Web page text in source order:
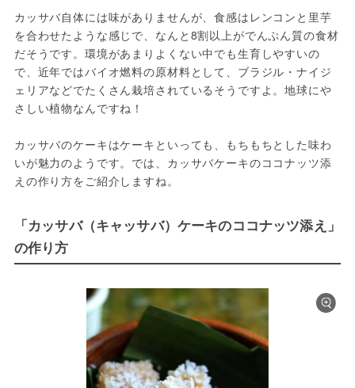
カッサバ自体には味がありませんが、食感はレンコンと里芋
を合わせたような感じで、なんと8割以上がでんぷん質の食材
だそうです。環境があまりよくない中でも生育しやすいの
で、近年ではバイオ燃料の原材料として、ブラジル・ナイジ
ェリアなどでたくさん栽培されているそうですよ。地球にや
さしい植物なんですね！
カッサバのケーキはケーキといっても、もちもちとした味わ
いが魅力のようです。では、カッサバケーキのココナッツ添
えの作り方をご紹介しますね。
「カッサバ（キャッサバ）ケーキのココナッツ添え」
の作り方